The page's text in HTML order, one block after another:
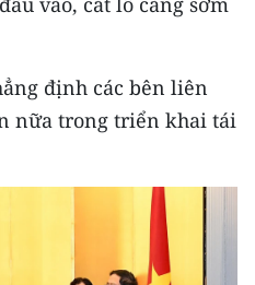
định các bên liên
nữa trong triển khai tái